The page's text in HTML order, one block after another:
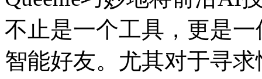
不止是一个工具，更是
智能好友。尤其对于寻